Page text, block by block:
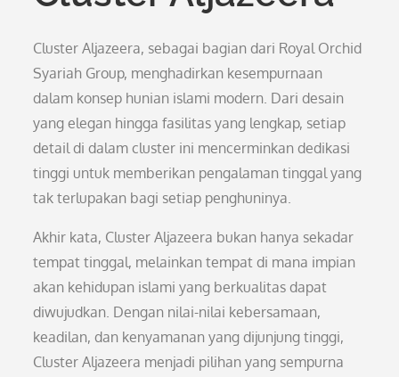
Cluster Aljazeera, sebagai bagian dari Royal Orchid
Syariah Group, menghadirkan kesempurnaan
dalam konsep hunian islami modern. Dari desain
yang elegan hingga fasilitas yang lengkap, setiap
detail di dalam cluster ini mencerminkan dedikasi
tinggi untuk memberikan pengalaman tinggal yang
tak terlupakan bagi setiap penghuninya.
Akhir kata, Cluster Aljazeera bukan hanya sekadar
tempat tinggal, melainkan tempat di mana impian
akan kehidupan islami yang berkualitas dapat
diwujudkan. Dengan nilai-nilai kebersamaan,
keadilan, dan kenyamanan yang dijunjung tinggi,
Cluster Aljazeera menjadi pilihan yang sempurna